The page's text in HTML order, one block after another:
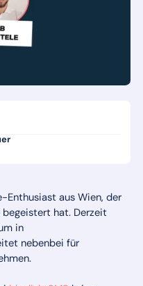
aus Wien, der
hat. Derzeit
in
nebenbei für